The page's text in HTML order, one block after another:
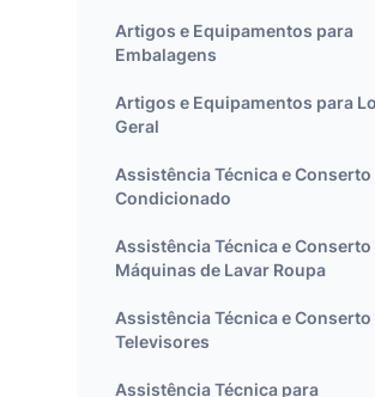
Artigos e Equipamentos para
Embalagens
Artigos e Equipamentos para
Geral
Assistência Técnica e Conserto
Condicionado
Assistência Técnica e Conserto
Máquinas de Lavar Roupa
Assistência Técnica e Conserto
Televisores
Assistência Técnica para